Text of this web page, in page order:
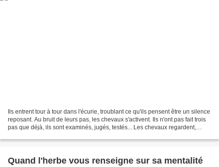
Ils entrent tour à tour dans l'écurie, troublant ce qu'ils pensent être un silence
reposant. Au bruit de leurs pas, les chevaux s'activent. Ils n'ont pas fait trois
pas que déjà, ils sont examinés, jugés, testés... Les chevaux regardent,
Quand l'herbe vous renseigne sur sa mentalité